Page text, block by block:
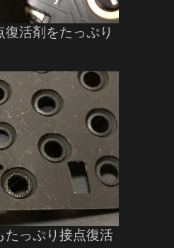
復活剤をたっぷり
たっぷり接点復活